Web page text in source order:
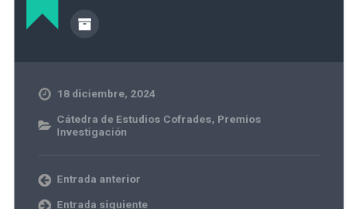
18 diciembre, 2024
Cátedra de Estudios Cofrades, Premios
Investigación
Entrada anterior
Entrada siguiente